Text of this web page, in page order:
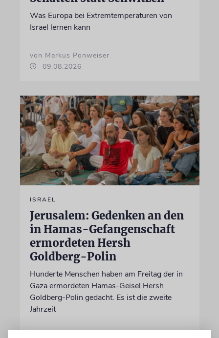
Was Europa bei Extremtemperaturen von
Israel lernen kann
von Markus Ponweiser
09.08.2026
ISRAEL
Jerusalem: Gedenken an den
in Hamas-Gefangenschaft
ermordeten Hersh
Goldberg-Polin
Hunderte Menschen haben am Freitag der in
Gaza ermordeten Hamas-Geisel Hersh
Goldberg-Polin gedacht. Es ist die zweite
Jahrzeit